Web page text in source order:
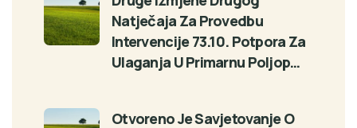
Natječaja Za Provedbu
Intervencije 73.10. Potpora Za
Ulaganja U Primarnu Poljop…
Otvoreno Je Savjetovanje O